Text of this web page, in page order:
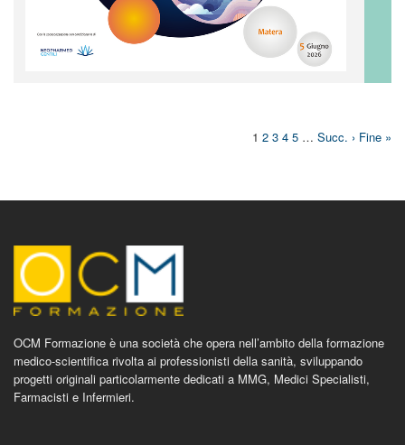
1 2 3 4 5 … Succ. › Fine »
OCM Formazione è una società che opera nell’ambito della formazione
medico-scientifica rivolta ai professionisti della sanità, sviluppando
progetti originali particolarmente dedicati a MMG, Medici Specialisti,
Farmacisti e Infermieri.